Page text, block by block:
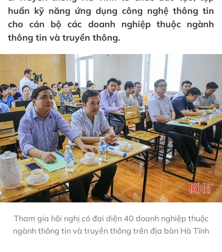
huấn kỹ năng ứng dụng công nghệ thông tin
cho cán bộ các doanh nghiệp thuộc ngành
thông tin và truyền thông.
Tham gia hội nghị có đại diện 40 doanh nghiệp thuộc
ngành thông tin và truyền thông trên địa bàn Hà Tĩnh